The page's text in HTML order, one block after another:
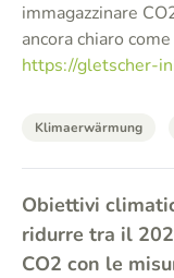
immagazzinare
ancora chiaro
https://gletscher-
Klimaerwärmung
Obiettivi
ridurre tra il
CO2 con le